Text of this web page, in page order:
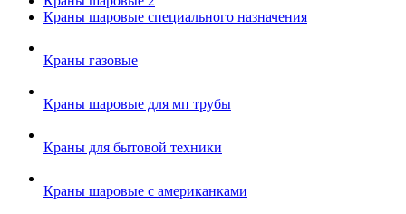
Краны шаровые специального назначения
Краны газовые
Краны шаровые для мп трубы
Краны для бытовой техники
Краны шаровые с американками